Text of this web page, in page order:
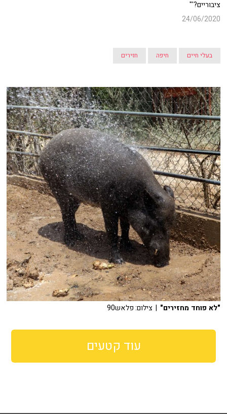
ציבוריים?'"
24/06/2020
בעלי חיים חיפה חזירים
"לא פוחד מחזירים" | צילום: פלאש90
עוד קטעים